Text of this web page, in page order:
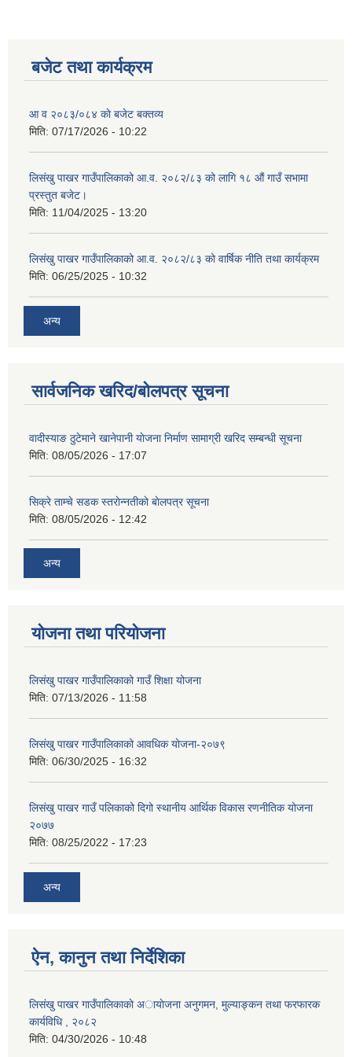
बजेट तथा कार्यक्रम
आ व २०८३/०८४ काे बजेट बक्तव्य
मिति: 07/17/2026 - 10:22
लिसंखु पाखर गाउँपालिकाको आ.व. २०८२/८३ को लागि १८ औं गाउँ सभामा
प्रस्तुत बजेट।
मिति: 11/04/2025 - 13:20
लिसंखु पाखर गाउँपालिकाको आ.व. २०८२/८३ को वार्षिक नीति तथा कार्यक्रम
मिति: 06/25/2025 - 10:32
अन्य
सार्वजनिक खरिद/बोलपत्र सूचना
वादीस्याङ ठुटेमाने खानेपानी याेजना निर्माण सामाग्री खरिद सम्बन्धी सूचना
मिति: 08/05/2026 - 17:07
सिक्रे ताम्चे सडक स्तराेन्नतीकाे बाेलपत्र सूचना
मिति: 08/05/2026 - 12:42
अन्य
योजना तथा परियोजना
लिसंखु पाखर गाउँपालिकाको गाउँ शिक्षा योजना
मिति: 07/13/2026 - 11:58
लिसंखु पाखर गाउँपालिकाको आवधिक योजना-२०७९
मिति: 06/30/2025 - 16:32
लिसंखु पाखर गाउँ पलिकाको दिगो स्थानीय आर्थिक विकास रणनीतिक योजना
२०७७
मिति: 08/25/2022 - 17:23
अन्य
ऐन, कानुन तथा निर्देशिका
लिसंखु पाखर गाउँपालिकाकाे अायाेजना अनुगमन, मुल्याङ्कन तथा फरफारक
कार्यविधि , २०८२
मिति: 04/30/2026 - 10:48